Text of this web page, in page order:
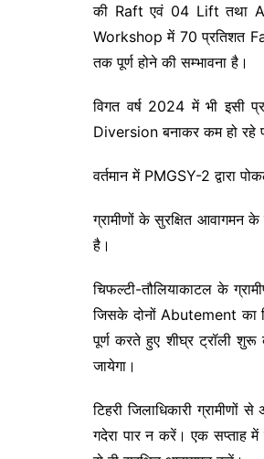
की Raft एवं 04 Lift तथा
Workshop में 70 प्रतिशत
तक पूर्ण होने की सम्भावना है।
विगत वर्ष 2024 में भी इसी
Diversion बनाकर कम हो रहे
वर्तमान में PMGSY-2 द्वारा
ग्रामीणों के सुरक्षित
है।
चिफल्टी-तौलियाकाटल के
जिसके दोनों Abutement का
पूर्ण करते हुए शीघ्र ट्रॉली शुरू
जायेगा।
टिहरी जिलाधिकारी
गदेरा पार न करें। एक सप्ताह